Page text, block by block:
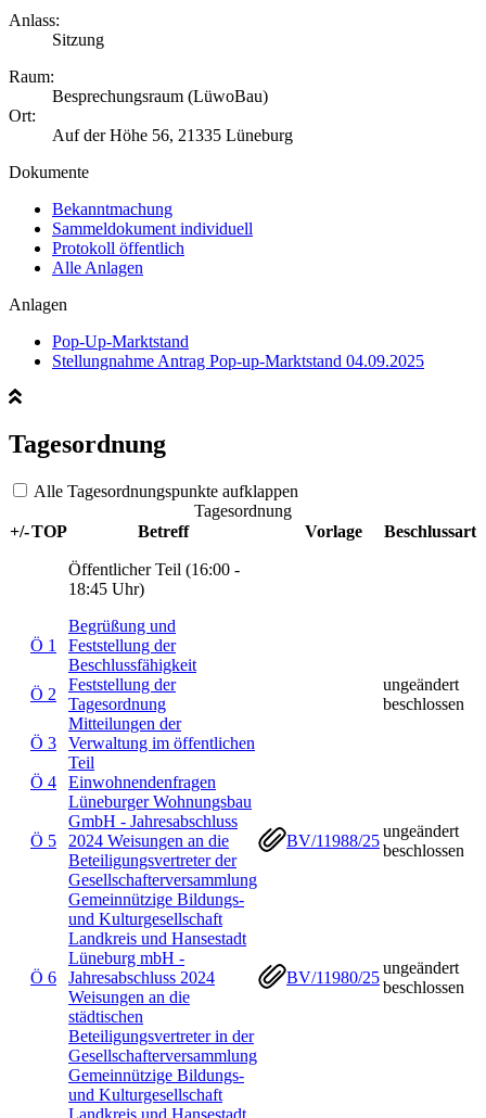
Anlass:
Sitzung
Raum:
Besprechungsraum (LüwoBau)
Ort:
Auf der Höhe 56, 21335 Lüneburg
Dokumente
Bekanntmachung
Sammeldokument individuell
Protokoll öffentlich
Alle Anlagen
Anlagen
Pop-Up-Marktstand
Stellungnahme Antrag Pop-up-Marktstand 04.09.2025
Tagesordnung
Alle Tagesordnungspunkte aufklappen
Tagesordnung
+/-TOP Betreff Vorlage Beschlussart
Öffentlicher Teil (16:00 -
18:45 Uhr)
Ö 1
Begrüßung und
Feststellung der
Beschlussfähigkeit
Ö 2
Feststellung der
Tagesordnung
ungeändert
beschlossen
Ö 3
Mitteilungen der
Verwaltung im öffentlichen
Teil
Ö 4
Einwohnendenfragen
Ö 5
Lüneburger Wohnungsbau
GmbH - Jahresabschluss
2024 Weisungen an die
Beteiligungsvertreter der
Gesellschafterversammlung
BV/11988/25
ungeändert
beschlossen
Ö 6
Gemeinnützige Bildungs-
und Kulturgesellschaft
Landkreis und Hansestadt
Lüneburg mbH -
Jahresabschluss 2024
Weisungen an die
städtischen
Beteiligungsvertreter in der
Gesellschafterversammlung
BV/11980/25
ungeändert
beschlossen
Gemeinnützige Bildungs-
und Kulturgesellschaft